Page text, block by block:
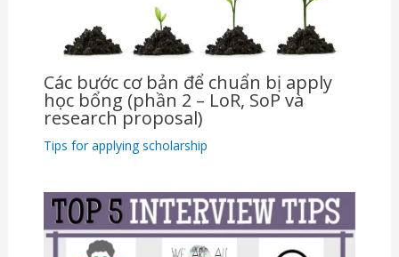
Các bước cơ bản để chuẩn bị apply
học bổng (phần 2 – LoR, SoP và
research proposal)
Tips for applying scholarship